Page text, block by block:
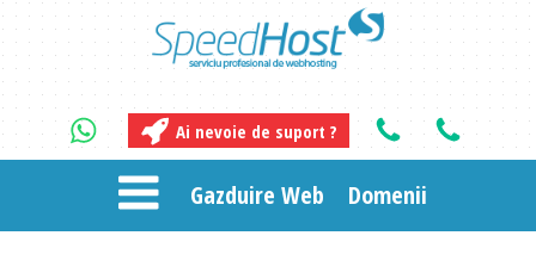
Ai nevoie de suport ?
Gazduire Web Domenii